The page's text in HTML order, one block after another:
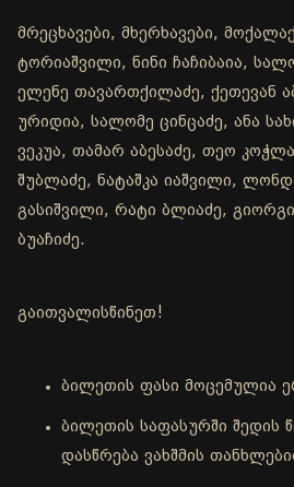
მრეცხავები, მხერხავები,
ტორიაშვილი, ნინი ჩაჩიბაია,
ელენე თავართქილაძე, ქეთევან
ურიდია, სალომე ცინცაძე, ანა
ვეკუა, თამარ აბესაძე, თეო
შუბლაძე, ნატაშკა იაშვილი,
გასიშვილი, რატი ბლიაძე,
ბუაჩიძე.
გაითვალისწინეთ!
ბილეთის ფასი მოცემულია
ბილეთის საფასურში შედის
დასწრება ვახშმის